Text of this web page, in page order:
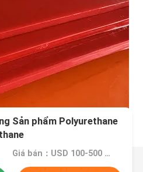
Sản phẩm Polyurethane
Giá bán：USD 100-500 per roll